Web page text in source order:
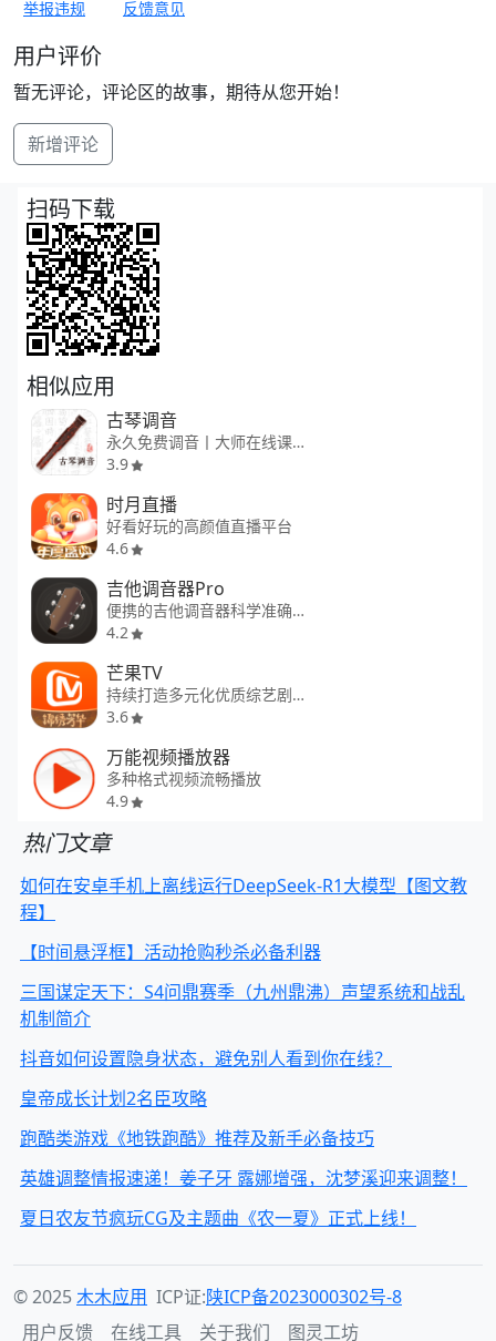
举报违规 反馈意见
用户评价
暂无评论，评论区的故事，期待从您开始！
新增评论
扫码下载
相似应用
古琴调音
永久免费调音丨大师在线课程
3.9
时月直播
好看好玩的高颜值直播平台
4.6
吉他调音器Pro
便携的吉他调音器科学准确调音
4.2
芒果TV
持续打造多元化优质综艺剧集
3.6
万能视频播放器
多种格式视频流畅播放
4.9
热门文章
如何在安卓手机上离线运行DeepSeek-R1大模型【图文教
程】
【时间悬浮框】活动抢购秒杀必备利器
三国谋定天下：S4问鼎赛季（九州鼎沸）声望系统和战乱
机制简介
抖音如何设置隐身状态，避免别人看到你在线？
皇帝成长计划2名臣攻略
跑酷类游戏《地铁跑酷》推荐及新手必备技巧
英雄调整情报速递！姜子牙 露娜增强，沈梦溪迎来调整！
夏日农友节疯玩CG及主题曲《农一夏》正式上线！
© 2025木木应用 ICP证:陕ICP备2023000302号-8
用户反馈
在线工具 关于我们 图灵工坊